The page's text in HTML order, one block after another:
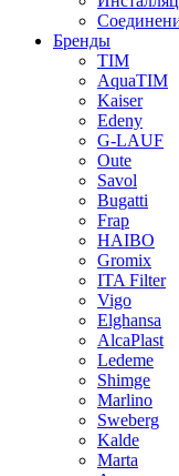
Бренды
TIM
AquaTIM
Kaiser
Edeny
G-LAUF
Oute
Savol
Bugatti
Frap
HAIBO
Gromix
ITA Filter
Vigo
Elghansa
AlcaPlast
Ledeme
Shimge
Marlino
Sweberg
Kalde
Marta